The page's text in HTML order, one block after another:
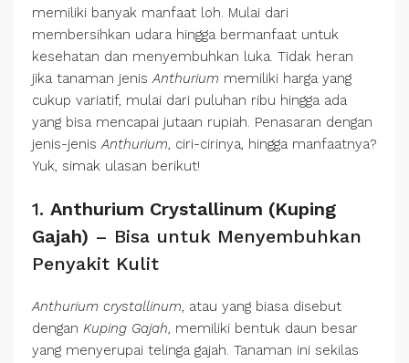
memiliki banyak manfaat loh. Mulai dari
membersihkan udara hingga bermanfaat untuk
kesehatan dan menyembuhkan luka. Tidak heran
jika tanaman jenisAnthurium memiliki harga yang
cukup variatif, mulai dari puluhan ribu hingga ada
yang bisa mencapai jutaan rupiah. Penasaran dengan
jenis-jenisAnthurium, ciri-cirinya, hingga manfaatnya?
Yuk, simak ulasan berikut!
1. Anthurium Crystallinum (Kuping
Gajah) – Bisa untuk Menyembuhkan
Penyakit Kulit
Anthurium crystallinum, atau yang biasa disebut
dengan Kuping Gajah, memiliki bentuk daun besar
yang menyerupai telinga gajah. Tanaman ini sekilas